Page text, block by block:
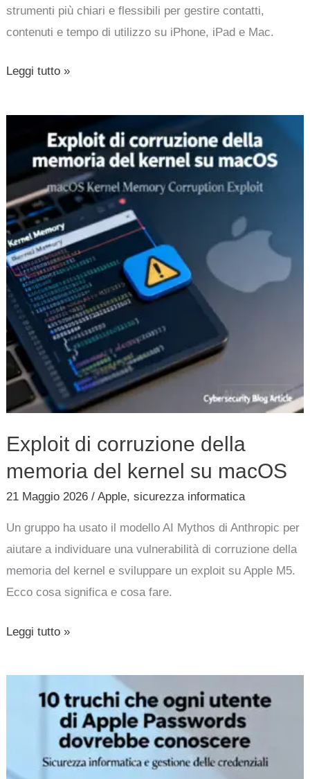
strumenti più chiari e flessibili per gestire contatti,
contenuti e tempo di utilizzo su iPhone, iPad e Mac.
Leggi tutto »
Exploit di corruzione della
memoria del kernel su macOS
21 Maggio 2026/Apple,sicurezza informatica
Un gruppo ha usato il modello AI Mythos di Anthropic per
aiutare a individuare una vulnerabilità di corruzione della
memoria del kernel e sviluppare un exploit su Apple M5.
Ecco cosa significa e cosa fare.
corruzione
della
memoria
del
kernel
su
macOS
Leggi tutto »
trucchi
utente